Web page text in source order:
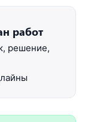
работ
решение,